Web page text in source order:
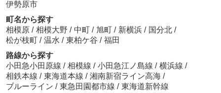
伊勢原市
町名から探す
相模原 / 相模大野 / 中町 / 旭町 / 新横浜 / 国分北 /
松が枝町 / 温水 / 東柏ケ谷 / 福田
路線から探す
小田急小田原線 / 相模線 / 小田急江ノ島線 / 横浜線 /
相鉄本線 / 東海道本線 / 湘南新宿ライン高海 /
ブルーライン / 東急田園都市線 / 東海道新幹線